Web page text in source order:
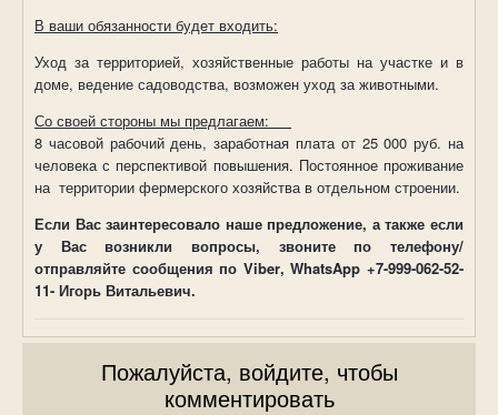
В ваши обязанности будет входить:
Уход за территорией, хозяйственные работы на участке и в
доме, ведение садоводства, возможен уход за животными.
Со своей стороны мы предлагаем:
8 часовой рабочий день, заработная плата от 25 000 руб. на
человека с перспективой повышения. Постоянное проживание
на территории фермерского хозяйства в отдельном строении.
Если Вас заинтересовало наше предложение, а также если
у Вас возникли вопросы, звоните по телефону/
отправляйте сообщения по Viber,WhatsApp +7-999-062-52-
11- Игорь Витальевич.
Пожалуйста, войдите, чтобы
комментировать